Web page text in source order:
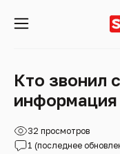
Кто звонил
32 просмотров
1 (последнее